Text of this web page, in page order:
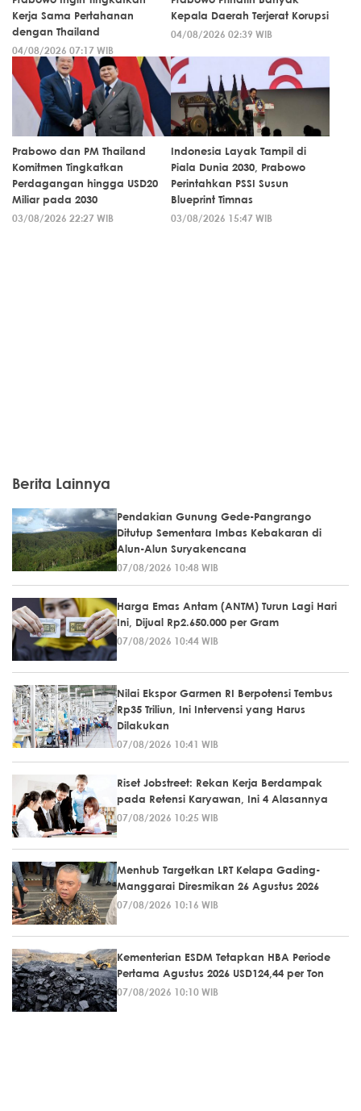
Kerja Sama Pertahanan
dengan Thailand
04/08/2026 07:17 WIB
Kepala Daerah Terjerat Korupsi
04/08/2026 02:39 WIB
Prabowo dan PM Thailand
Komitmen Tingkatkan
Perdagangan hingga USD20
Miliar pada 2030
03/08/2026 22:27 WIB
Indonesia Layak Tampil di
Piala Dunia 2030, Prabowo
Perintahkan PSSI Susun
Blueprint Timnas
03/08/2026 15:47 WIB
Berita Lainnya
Pendakian Gunung Gede-Pangrango
Ditutup Sementara Imbas Kebakaran di
Alun-Alun Suryakencana
07/08/2026 10:48 WIB
Harga Emas Antam (ANTM) Turun Lagi Hari
Ini, Dijual Rp2.650.000 per Gram
07/08/2026 10:44 WIB
Nilai Ekspor Garmen RI Berpotensi Tembus
Rp35 Triliun, Ini Intervensi yang Harus
Dilakukan
07/08/2026 10:41 WIB
Riset Jobstreet: Rekan Kerja Berdampak
pada Retensi Karyawan, Ini 4 Alasannya
07/08/2026 10:25 WIB
Menhub Targetkan LRT Kelapa Gading-
Manggarai Diresmikan 26 Agustus 2026
07/08/2026 10:16 WIB
Kementerian ESDM Tetapkan HBA Periode
Pertama Agustus 2026 USD124,44 per Ton
07/08/2026 10:10 WIB